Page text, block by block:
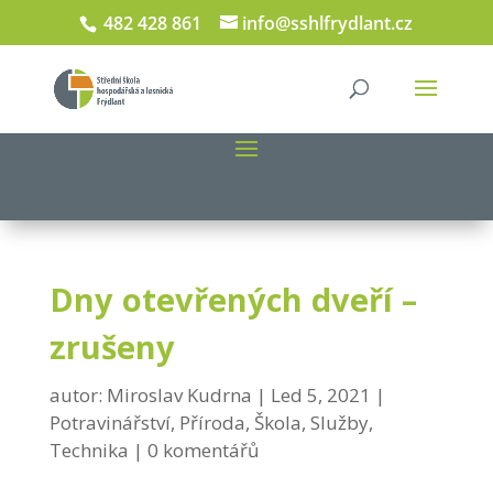
482 428 861 info@sshlfrydlant.cz
Dny otevřených dveří –
zrušeny
autor: Miroslav Kudrna
Led 5, 2021
Potravinářství, Příroda, Škola, Služby,
Technika
0 komentářů